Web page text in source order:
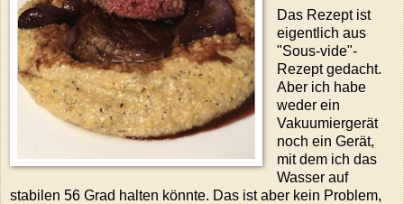
Das Rezept ist
eigentlich aus
"Sous-vide"-
Rezept gedacht.
Aber ich habe
weder ein
Vakuumiergerät
noch ein Gerät,
mit dem ich das
Wasser auf
stabilen 56 Grad halten könnte. Das ist aber kein Problem,